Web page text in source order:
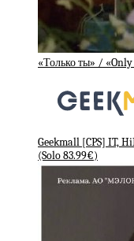
«Только ты» /
Geekmall [CPS] IT,
(Solo 83.99€)